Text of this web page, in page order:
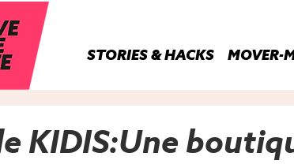
STORIES & HACKS MOVER-
KIDIS:Une